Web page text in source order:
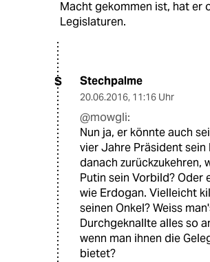
Macht gekommen ist, hat er
Legislaturen.
S Stechpalme
20.06.2016, 11:16 Uhr
@mowgli:
Nun ja, er könnte auch
vier Jahre Präsident sein
danach zurückzukehren,
Putin sein Vorbild? Oder
wie Erdogan. Vielleicht
seinen Onkel? Weiss
Durchgeknallte alles so
wenn man ihnen die
bietet?